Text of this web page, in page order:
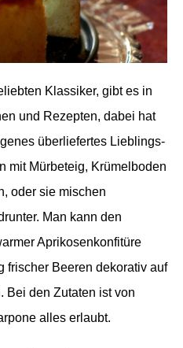
Klassiker, gibt es in
und Rezepten, dabei hat
überliefertes Lieblings-
mit Mürbeteig, Krümelboden
oder sie mischen
Man kann den
Aprikosenkonfitüre
frischer Beeren dekorativ auf
Bei den Zutaten ist von
alles erlaubt.